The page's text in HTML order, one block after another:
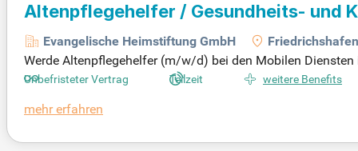
Altenpflegehelfer / Gesundheits- und
ambulante Pflege
(m/w/d)
Evangelische Heimstiftung GmbH
Friedrichshafen
Werde Altenpflegehelfer (m/w/d) bei den Mobilen
nden/Woche) unterstützt du die Grund- und
Deine Tätigkeiten dokumentierst du bequem per
Unbefristeter Vertrag Teilzeit weitere Benefits
mehr erfahren